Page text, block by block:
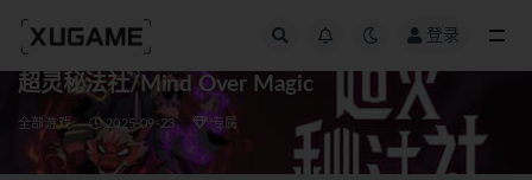
登录
超灵秘法社/Mind Over Magic
全部游戏 2025-09-23 专属